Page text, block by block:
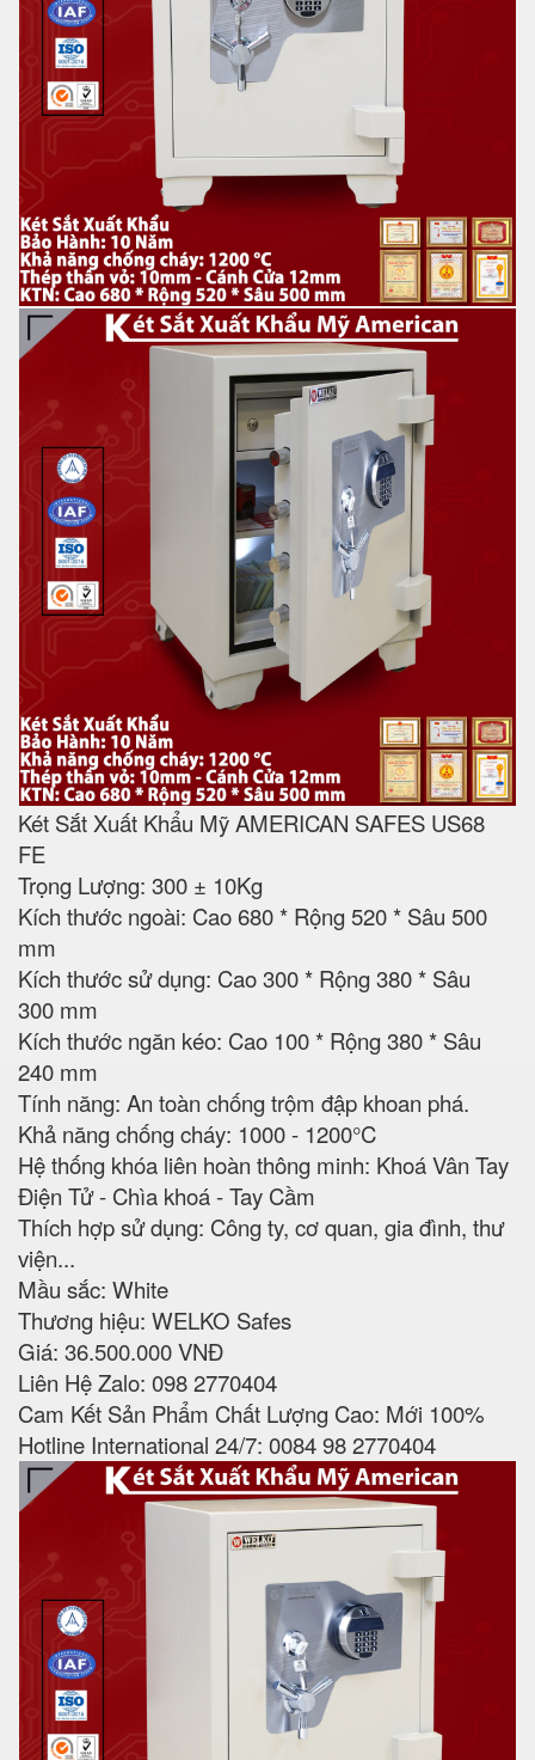
Két Sắt Xuất Khẩu Mỹ AMERICAN SAFES US68
FE
Trọng Lượng: 300 ± 10Kg
Kích thước ngoài: Cao 680 * Rộng 520 * Sâu 500
mm
Kích thước sử dụng: Cao 300 * Rộng 380 * Sâu
300 mm
Kích thước ngăn kéo: Cao 100 * Rộng 380 * Sâu
240 mm
Tính năng: An toàn chống trộm đập khoan phá.
Khả năng chống cháy: 1000 - 1200°C
Hệ thống khóa liên hoàn thông minh: Khoá Vân Tay
Điện Tử - Chìa khoá - Tay Cầm
Thích hợp sử dụng: Công ty, cơ quan, gia đình, thư
viện...
Mầu sắc: White
Thương hiệu: WELKO Safes
Giá: 36.500.000 VNĐ
Liên Hệ Zalo: 098 2770404
Cam Kết Sản Phẩm Chất Lượng Cao: Mới 100%
Hotline International 24/7: 0084 98 2770404